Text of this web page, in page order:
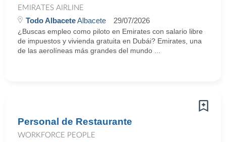
EMIRATES AIRLINE
Todo AlbaceteAlbacete 29/07/2026
¿Buscas empleo como piloto en Emirates con salario libre
de impuestos y vivienda gratuita en Dubái? Emirates, una
de las aerolíneas más grandes del mundo ...
Personal de Restaurante
WORKFORCE PEOPLE